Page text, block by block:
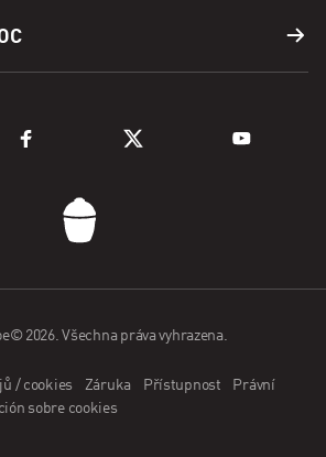
2026. Všechna práva vyhrazena.
/ cookies Záruka Přístupnost
Právní
sobre cookies